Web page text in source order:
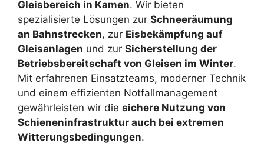
Gleisbereich in Kamen. Wir bieten
spezialisierte Lösungen zur Schneeräumung
an Bahnstrecken, zur Eisbekämpfung auf
Gleisanlagen und zur Sicherstellung der
Betriebsbereitschaft von Gleisen im Winter.
Mit erfahrenen Einsatzteams, moderner Technik
und einem effizienten Notfallmanagement
gewährleisten wir die sichere Nutzung von
Schieneninfrastruktur auch bei extremen
Witterungsbedingungen.